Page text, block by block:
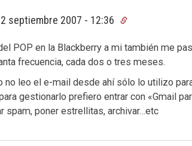
2 septiembre 2007 - 12:36
POP en la Blackberry a mi también me
frecuencia, cada dos o tres meses.
no leo el e-mail desde ahí sólo lo utilizo
gestionarlo prefiero entrar con «Gmail
spam, poner estrellitas, archivar…etc